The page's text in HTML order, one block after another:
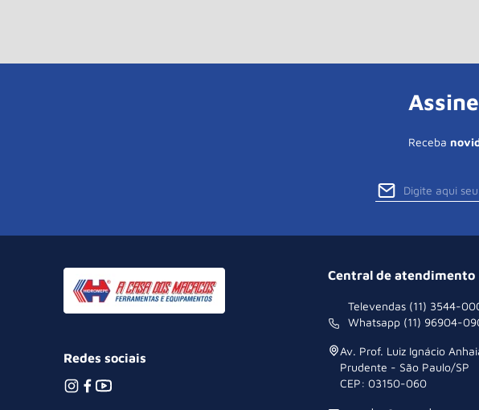
Receba
Redes sociais
Central de atendimento
Televendas (11) 3544-
Whatsapp (11) 96904-
Av. Prof. Luiz Ignácio
Prudente - São Paulo/SP
CEP: 03150-060